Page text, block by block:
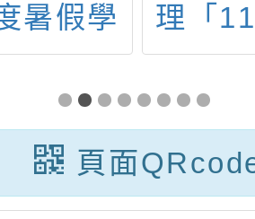
暑假學
潛能營
翔實驗
迎學生
參加。
理「
健康
職教
位世
父母
頁面